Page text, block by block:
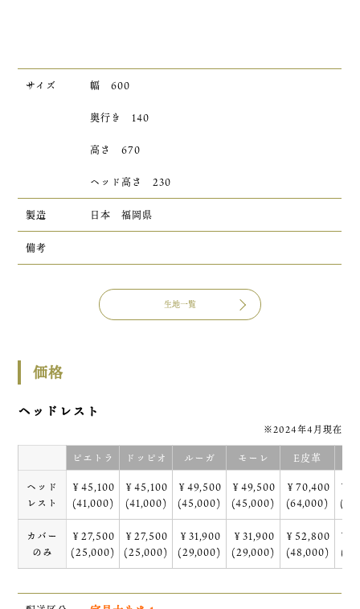
サイズ 幅 600
奥行き 140
高さ 670
ヘッド高さ 230
製造 日本 福岡県
備考
生地一覧
価格
ヘッドレスト
※2024年4月現在
ピエトラ ドッピオ ルーガ モーレ E皮革
ヘッド
レスト
￥45,100
(41,000)
￥45,100
(41,000)
￥49,500
(45,000)
￥49,500
(45,000)
￥70,400
(64,000)
￥
カバー
のみ
￥27,500
(25,000)
￥27,500
(25,000)
￥31,900
(29,000)
￥31,900
(29,000)
￥52,800
(48,000)
￥